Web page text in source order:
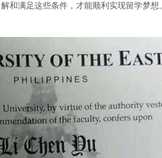
和满足这些条件，才能顺利实现留学梦想